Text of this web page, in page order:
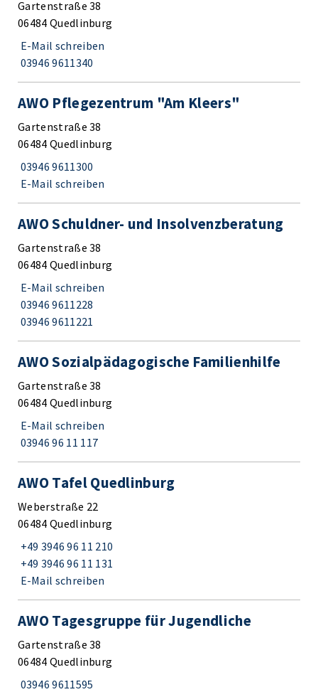
Gartenstraße 38
06484 Quedlinburg
E-Mail schreiben
03946 9611340
AWO Pflegezentrum "Am Kleers"
Gartenstraße 38
06484 Quedlinburg
03946 9611300
E-Mail schreiben
AWO Schuldner- und Insolvenzberatung
Gartenstraße 38
06484 Quedlinburg
E-Mail schreiben
03946 9611228
03946 9611221
AWO Sozialpädagogische Familienhilfe
Gartenstraße 38
06484 Quedlinburg
E-Mail schreiben
03946 96 11 117
AWO Tafel Quedlinburg
Weberstraße 22
06484 Quedlinburg
+49 3946 96 11 210
+49 3946 96 11 131
E-Mail schreiben
AWO Tagesgruppe für Jugendliche
Gartenstraße 38
06484 Quedlinburg
03946 9611595